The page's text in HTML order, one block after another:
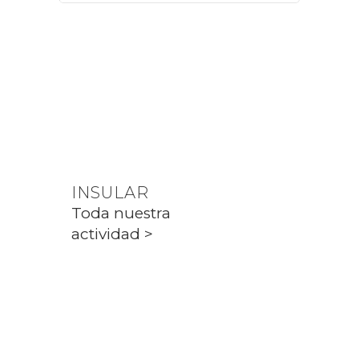
INSULAR
Toda nuestra
actividad >